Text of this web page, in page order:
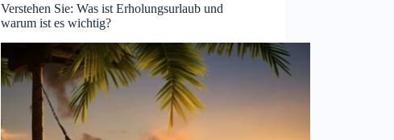
Verstehen Sie: Was ist Erholungsurlaub und
warum ist es wichtig?